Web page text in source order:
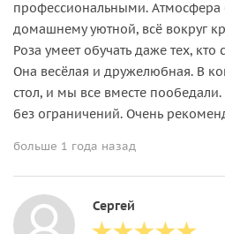
профессиональными. Атмосфера
домашнему уютной, всё вокруг
Роза умеет обучать даже тех, кто
Она весёлая и дружелюбная. В
стол, и мы все вместе
без ограничений. Очень
больше 1 года назад
Сергей